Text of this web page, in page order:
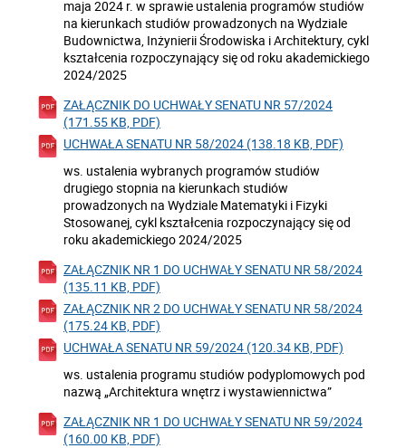
maja 2024 r. w sprawie ustalenia programów studiów
na kierunkach studiów prowadzonych na Wydziale
Budownictwa, Inżynierii Środowiska i Architektury, cykl
kształcenia rozpoczynający się od roku akademickiego
2024/2025
ZAŁĄCZNIK DO UCHWAŁY SENATU NR 57/2024
(171.55 KB, PDF)
UCHWAŁA SENATU NR 58/2024 (138.18 KB, PDF)
ws. ustalenia wybranych programów studiów
drugiego stopnia na kierunkach studiów
prowadzonych na Wydziale Matematyki i Fizyki
Stosowanej, cykl kształcenia rozpoczynający się od
roku akademickiego 2024/2025
ZAŁĄCZNIK NR 1 DO UCHWAŁY SENATU NR 58/2024
(135.11 KB, PDF)
ZAŁĄCZNIK NR 2 DO UCHWAŁY SENATU NR 58/2024
(175.24 KB, PDF)
UCHWAŁA SENATU NR 59/2024 (120.34 KB, PDF)
ws. ustalenia programu studiów podyplomowych pod
nazwą „Architektura wnętrz i wystawiennictwa”
ZAŁĄCZNIK NR 1 DO UCHWAŁY SENATU NR 59/2024
(160.00 KB, PDF)